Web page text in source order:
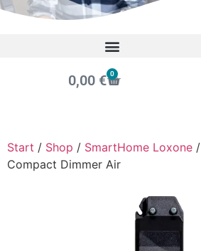
0,00 € 0
Start / Shop / SmartHome Loxone /
Compact Dimmer Air